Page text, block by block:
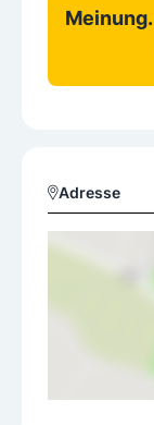
Meinung.
Adresse